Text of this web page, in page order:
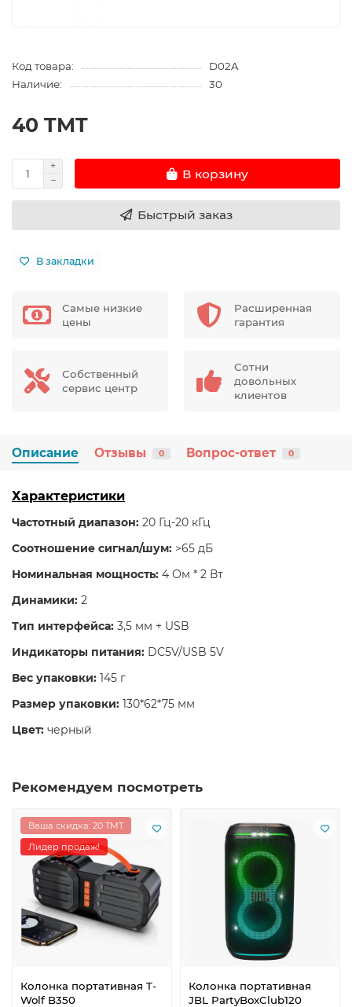
Код товара:
D02A
Наличие:
30
40 TMT
В корзину
Быстрый заказ
В закладки
Самые низкие
цены
Расширенная
гарантия
Собственный
сервис центр
Сотни
довольных
клиентов
Описание Отзывы 0 Вопрос-ответ 0
Характеристики
Частотный диапазон: 20 Гц-20 кГц
Соотношение сигнал/шум: >65 дБ
Номинальная мощность: 4 Ом * 2 Вт
Динамики: 2
Тип интерфейса: 3,5 мм + USB
Индикаторы питания: DC5V/USB 5V
Вес упаковки: 145 г
Размер упаковки: 130*62*75 мм
Цвет: черный
Рекомендуем посмотреть
Ваша скидка: 20 TMT
Лидер продаж!
Колонка портативная T-
Wolf B350
Колонка портативная
JBL PartyBoxClub120